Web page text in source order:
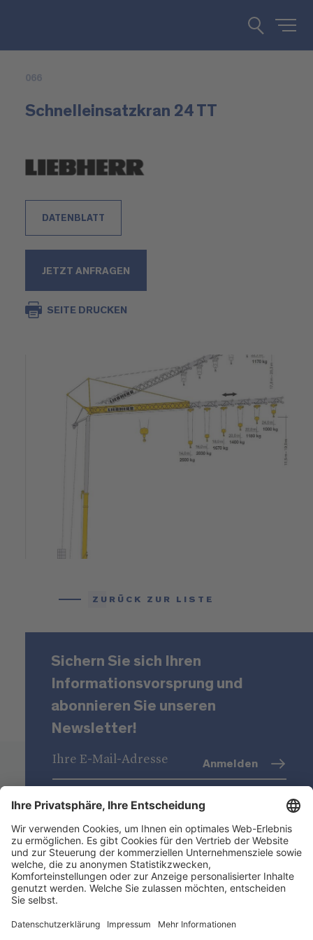
066
Schnelleinsatzkran 24 TT
DATENBLATT
JETZT ANFRAGEN
SEITE DRUCKEN
ZURÜCK ZUR LISTE
Sichern Sie sich Ihren
Informationsvorsprung und
abonnieren Sie unseren
Newsletter!
Datenschutz (Info)
Anmelden
Niederstätter AG
Standorte